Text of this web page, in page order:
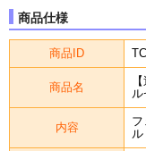
商品仕様
商品ID
商品名
内容